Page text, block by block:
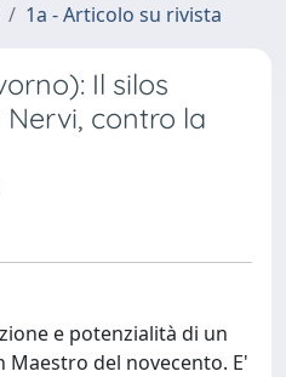
1a - Articolo su rivista
Il silos
Nervi, contro la
e potenzialità di un
del novecento. E'